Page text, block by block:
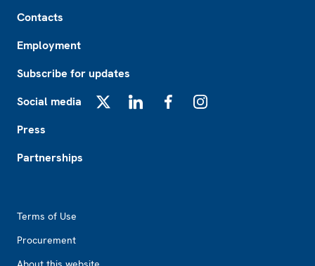
Contacts
Employment
Subscribe for updates
Social media
Press
Partnerships
Terms of Use
Procurement